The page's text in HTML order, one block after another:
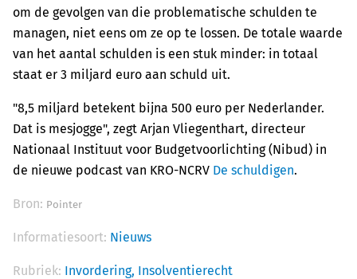
om de gevolgen van die problematische schulden te
managen, niet eens om ze op te lossen. De totale waarde
van het aantal schulden is een stuk minder: in totaal
staat er 3 miljard euro aan schuld uit.
"8,5 miljard betekent bijna 500 euro per Nederlander.
Dat is mesjogge", zegt Arjan Vliegenthart, directeur
Nationaal Instituut voor Budgetvoorlichting (Nibud) in
de nieuwe podcast van KRO-NCRV De schuldigen.
Bron: Pointer
Informatiesoort: Nieuws
Rubriek: Invordering, Insolventierecht